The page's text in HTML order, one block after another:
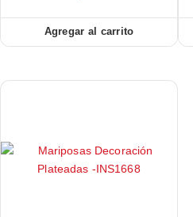
Agregar al carrito